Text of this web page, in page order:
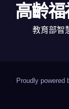
高齡
教育部智
Proudly powered